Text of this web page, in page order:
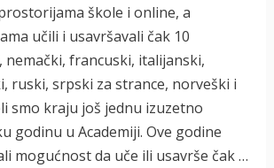
škole i online, a
učili i usavršavali čak 10
nemački, francuski, italijanski,
ruski, srpski za strance, norveški i
smo kraju još jednu izuzetno
godinu u Academiji. Ove godine
mogućnost da uče ili usavrše čak …